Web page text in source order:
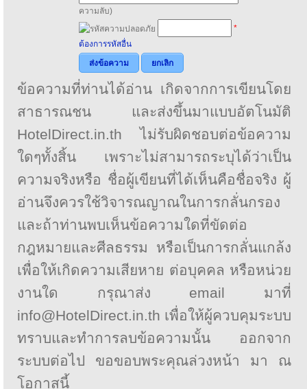
ความลับ)
*
ต้องการรหัสอื่น
ส่งข้อความ
ยกเลิก
ข้อความที่ท่านได้อ่าน เกิดจากการเขียนโดย
สาธารณชน และส่งขึ้นมาแบบอัตโนมัติ
HotelDirect.in.th ไม่รับผิดชอบต่อข้อความ
ใดๆทั้งสิ้น เพราะไม่สามารถระบุได้ว่าเป็น
ความจริงหรือ ชื่อผู้เขียนที่ได้เห็นคือชื่อจริง ผู้
อ่านจึงควรใช้วิจารณญาณในการกลั่นกรอง
และถ้าท่านพบเห็นข้อความใดที่ขัดต่อ
กฎหมายและศีลธรรม หรือเป็นการกลั่นแกล้ง
เพื่อให้เกิดความเสียหาย ต่อบุคคล หรือหน่วย
งานใด กรุณาส่ง email มาที่
info@HotelDirect.in.th เพื่อให้ผู้ควบคุมระบบ
ทราบและทำการลบข้อความนั้น ออกจาก
ระบบต่อไป ขอขอบพระคุณล่วงหน้า มา ณ
โอกาสนี้